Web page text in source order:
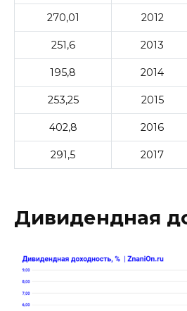
270,01 2012
251,6 2013
195,8 2014
253,25 2015
402,8 2016
291,5 2017
Дивидендная